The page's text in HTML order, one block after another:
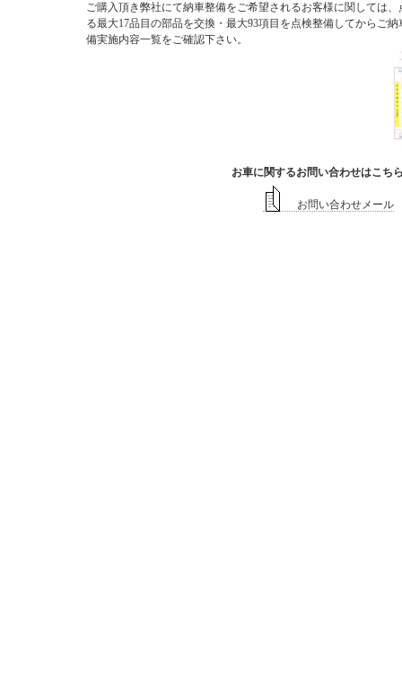
ご購入頂き弊社にて納車整備をご希望されるお客様に関しては
る最大17品目の部品を交換・最大93項目を点検整備してからご
備実施内容一覧をご確認下さい。
お車に関するお問い合わせはこち
お問い合わせメール